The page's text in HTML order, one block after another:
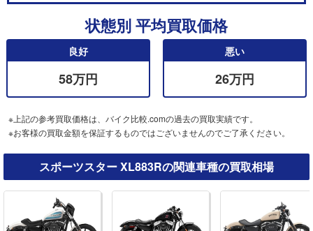
状態別 平均買取価格
良好
58万円
悪い
26万円
※上記の参考買取価格は、バイク比較.comの過去の買取実績です。
※お客様の買取金額を保証するものではございませんのでご了承ください。
スポーツスター XL883Rの関連車種の買取相場